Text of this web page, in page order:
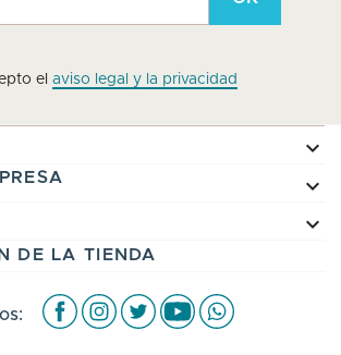
el aviso legal y la privacidad



DE LA TIENDA
FacebookInstagram
TwitterYoutubeWhatsApp